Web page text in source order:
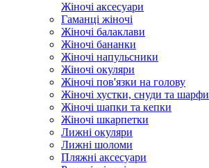
Жіночі аксесуари
Гаманці жіночі
Жіночі балаклави
Жіночі бананки
Жіночі напульсники
Жіночі окуляри
Жіночі пов'язки на голову
Жіночі хустки, снуди та шарфи
Жіночі шапки та кепки
Жіночі шкарпетки
Лижні окуляри
Лижні шоломи
Пляжні аксесуари